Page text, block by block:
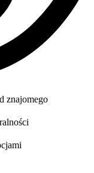
znajomego